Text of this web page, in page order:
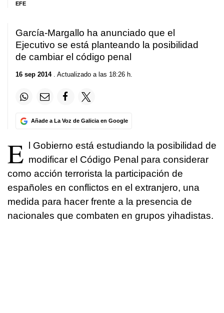
EFE
García-Margallo ha anunciado que el
Ejecutivo se está planteando la posibilidad
de cambiar el código penal
16 sep 2014. Actualizado a las 18:26 h.
Añade a La Voz de Galicia en Google
E
l Gobierno está estudiando la posibilidad de
modificar el Código Penal para considerar
como acción terrorista la participación de
españoles en conflictos en el extranjero, una
medida para hacer frente a la presencia de
nacionales que combaten en grupos yihadistas.